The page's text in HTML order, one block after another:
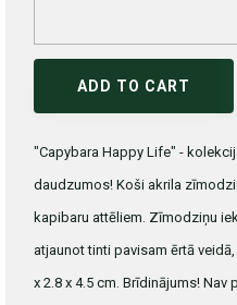
ADD TO CART
"Capybara Happy Life" -
daudzumos! Koši akrila
kapibaru attēliem. Zīmodziņu
atjaunot tinti pavisam ērtā
x 2.8 x 4.5 cm. Brīdinājums!